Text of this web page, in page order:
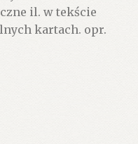
il. w tekście
kartach. opr.